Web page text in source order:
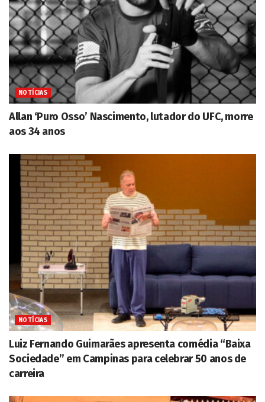
NOTÍCIAS
Allan ‘Puro Osso’ Nascimento, lutador do UFC, morre
aos 34 anos
NOTÍCIAS
Luiz Fernando Guimarães apresenta comédia “Baixa
Sociedade” em Campinas para celebrar 50 anos de
carreira